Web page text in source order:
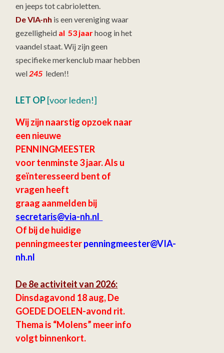
en jeeps tot cabrioletten.
De VIA-nh is een vereniging waar
gezelligheid al 53 jaarhoog in het
vaandel staat. Wij zijn geen
specifieke merkenclub maar hebben
wel245 leden!!
LET OP[voor leden!]
Wij zijn naarstig opzoek naar
een nieuwe
PENNINGMEESTER
voor tenminste 3 jaar.Als u
geïnteresseerd bent of
vragen heeft
graag aanmelden bij
secretaris@via-nh.nl
Of bij de huidige
penningmeesterpenningmeester@VIA-
nh.nl
De 8e activiteit van 2026:
Dinsdagavond 18 aug, De
GOEDE DOELEN-avond rit.
Thema is “Molens” meer info
volgt binnenkort.